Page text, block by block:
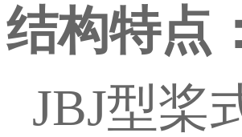
结构特点
JBJ型桨